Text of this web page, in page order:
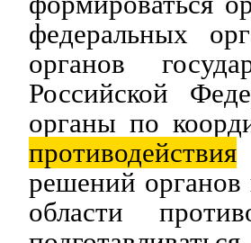
федеральных
органов
Российской
органы по
противодействия
решений органов
области